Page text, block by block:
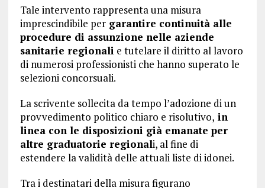
Tale intervento rappresenta una misura
imprescindibile pergarantire continuità alle
procedure di assunzione nelle aziende
sanitarie regionali e tutelare il diritto al lavoro
di numerosi professionisti che hanno superato le
selezioni concorsuali.
La scrivente sollecita da tempo l’adozione di un
provvedimento politico chiaro e risolutivo, in
linea con le disposizioni già emanate per
altre graduatorie regionali, al fine di
estendere la validità delle attuali liste di idonei.
Tra i destinatari della misura figurano